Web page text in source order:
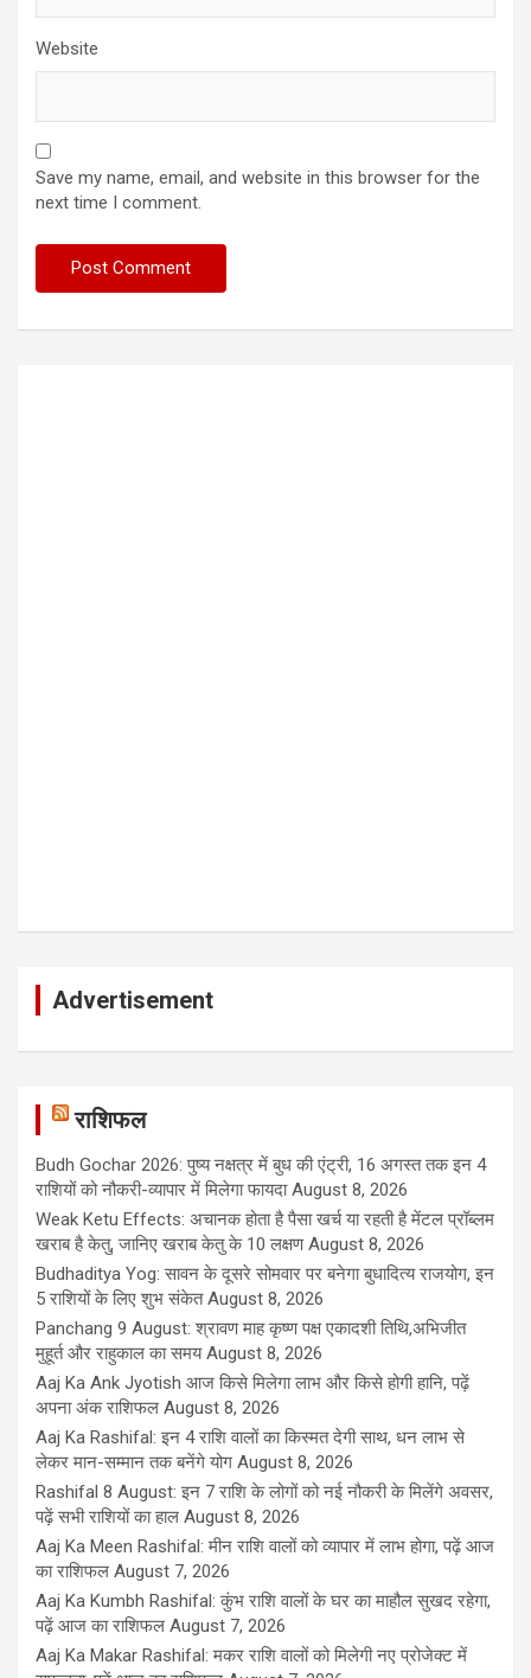
Website
Save my name, email, and website in this browser for the
next time I comment.
Advertisement
राशिफल
Budh Gochar 2026: पुष्य नक्षत्र में बुध की एंट्री, 16 अगस्त तक इन 4
राशियों को नौकरी-व्यापार में मिलेगा फायदा August 8, 2026
Weak Ketu Effects: अचानक होता है पैसा खर्च या रहती है मेंटल प्रॉब्लम
खराब है केतु, जानिए खराब केतु के 10 लक्षण August 8, 2026
Budhaditya Yog: सावन के दूसरे सोमवार पर बनेगा बुधादित्य राजयोग, इन
5 राशियों के लिए शुभ संकेत August 8, 2026
Panchang 9 August: श्रावण माह कृष्ण पक्ष एकादशी तिथि,अभिजीत
मुहूर्त और राहुकाल का समय August 8, 2026
Aaj Ka Ank Jyotish आज किसे मिलेगा लाभ और किसे होगी हानि, पढ़ें
अपना अंक राशिफल August 8, 2026
Aaj Ka Rashifal: इन 4 राशि वालों का किस्मत देगी साथ, धन लाभ से
लेकर मान-सम्मान तक बनेंगे योग August 8, 2026
Rashifal 8 August: इन 7 राशि के लोगों को नई नौकरी के मिलेंगे अवसर,
पढ़ें सभी राशियों का हाल August 8, 2026
Aaj Ka Meen Rashifal: मीन राशि वालों को व्यापार में लाभ होगा, पढ़ें आज
का राशिफल August 7, 2026
Aaj Ka Kumbh Rashifal: कुंभ राशि वालों के घर का माहौल सुखद रहेगा,
पढ़ें आज का राशिफल August 7, 2026
Aaj Ka Makar Rashifal: मकर राशि वालों को मिलेगी नए प्रोजेक्ट में